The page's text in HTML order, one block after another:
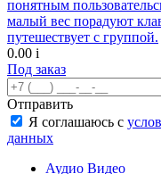
понятным
малый вес порадуют
путешествует с группой.
0.00 i
Под заказ
Отправить
Я соглашаюсь с
данных
Аудио Видео